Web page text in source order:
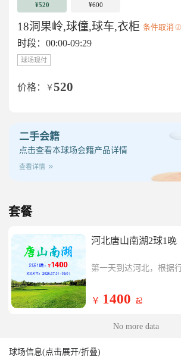
¥520
¥600
18洞果岭,球僮,球车,衣柜 条件取消
时段：00:00-09:29
球场现付
价格： ￥ 520
二手会籍
点击查看本球场会籍产品详情
查看详情
套餐
河北唐山南湖2球1晚
第一天到达河北，根据
￥ 1400 起
No more data
球场信息(点击展开/折叠)